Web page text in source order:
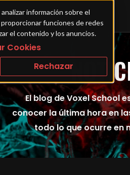
información sobre el
funciones de redes
el contenido y los anuncios.
Cookies
Rechazar
El blog de Voxel School
conocer la última hora en
todo lo que ocurre en